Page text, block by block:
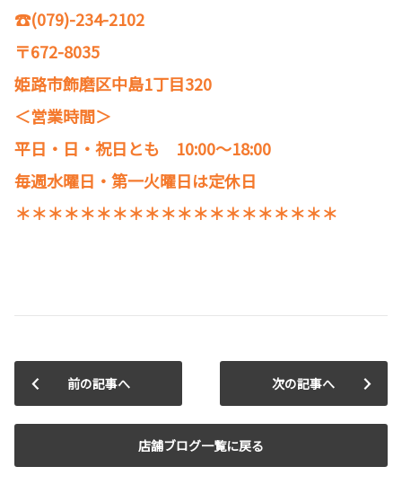
☎(079)-234-2102
〒672-8035
姫路市飾磨区中島1丁目320
＜営業時間＞
平日・日・祝日とも 10:00～18:00
毎週水曜日・第一火曜日は定休日
＊＊＊＊＊＊＊＊＊＊＊＊＊＊＊＊＊＊＊＊
前の記事へ
店舗ブログ一覧に戻る
次の記事へ